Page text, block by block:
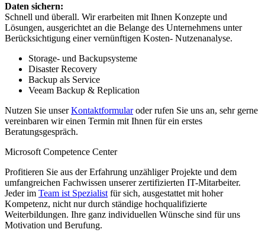
Daten sichern:
Schnell und überall. Wir erarbeiten mit Ihnen Konzepte und
Lösungen, ausgerichtet an die Belange des Unternehmens unter
Berücksichtigung einer vernünftigen Kosten- Nutzenanalyse.
Storage- und Backupsysteme
Disaster Recovery
Backup als Service
Veeam Backup & Replication
Nutzen Sie unserKontaktformularoder rufen Sie uns an, sehr gerne
vereinbaren wir einen Termin mit Ihnen für ein erstes
Beratungsgespräch.
Microsoft Competence Center
Profitieren Sie aus der Erfahrung unzähliger Projekte und dem
umfangreichen Fachwissen unserer zertifizierten IT-Mitarbeiter.
Jeder im Team ist Spezialist für sich, ausgestattet mit hoher
Kompetenz, nicht nur durch ständige hochqualifizierte
Weiterbildungen. Ihre ganz individuellen Wünsche sind für uns
Motivation und Berufung.